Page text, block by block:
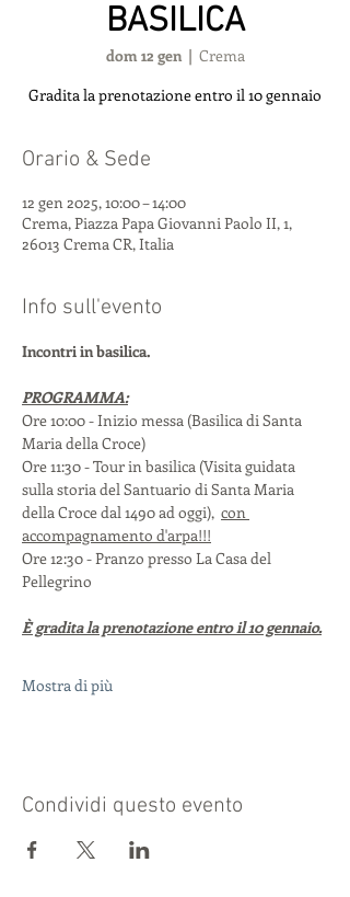
BASILICA
dom 12 gen
  |
Crema
Gradita la prenotazione entro il 10 gennaio
Orario & Sede
12 gen 2025, 10:00 – 14:00
Crema, Piazza Papa Giovanni Paolo II, 1,
26013 Crema CR, Italia
Info sull'evento
Incontri in basilica.
PROGRAMMA:
Ore 10:00 - Inizio messa (Basilica di Santa
Maria della Croce)
Ore 11:30 - Tour in basilica (Visita guidata
sulla storia del Santuario di Santa Maria
della Croce dal 1490 ad oggi), con
accompagnamento d'arpa!!!
Ore 12:30 - Pranzo presso La Casa del
Pellegrino
È gradita la prenotazione entro il 10 gennaio.
Mostra di più
Condividi questo evento